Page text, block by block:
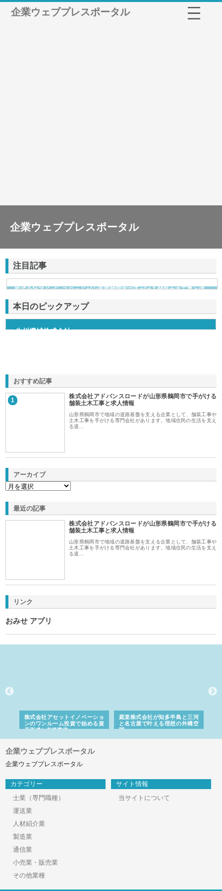
企業ウェブプレスポータル
企業ウェブプレスポータル
注目記事
株式会社アドバンスロードが山形県鶴岡市で手がける舗装土木工事と求
本日のピックアップ
生川機械株式会社
おすすめ記事
1
株式会社アドバンスロードが山形県鶴岡市で手がける
舗装土木工事と求人情報
山形県鶴岡市で地域の道路基盤を支える企業として、舗装工事や
土木工事を手がける専門会社があります。地域住民の生活を支え
る道…
アーカイブ
最近の記事
株式会社アドバンスロードが山形県鶴岡市で手がける
舗装土木工事と求人情報
山形県鶴岡市で地域の道路基盤を支える企業として、舗装工事や
土木工事を手がける専門会社があります。地域住民の生活を支え
る道…
リンク
おみせ アプリ
株式会社アセットイノベーショ
ンのワンルーム投資で始める資
産形成と老後準備
庭楽株式会社が知多半島と三河
と名古屋で叶える理想の外構空
間
企業ウェブプレスポータル
企業ウェブプレスポータル
カテゴリー
士業（専門職種）
運送業
人材紹介業
製造業
通信業
小売業・販売業
その他業種
サイト情報
当サイトについて